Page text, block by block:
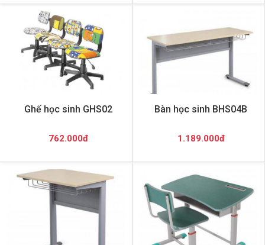
Ghế học sinh GHS02
762.000đ
Bàn học sinh BHS04B
1.189.000đ